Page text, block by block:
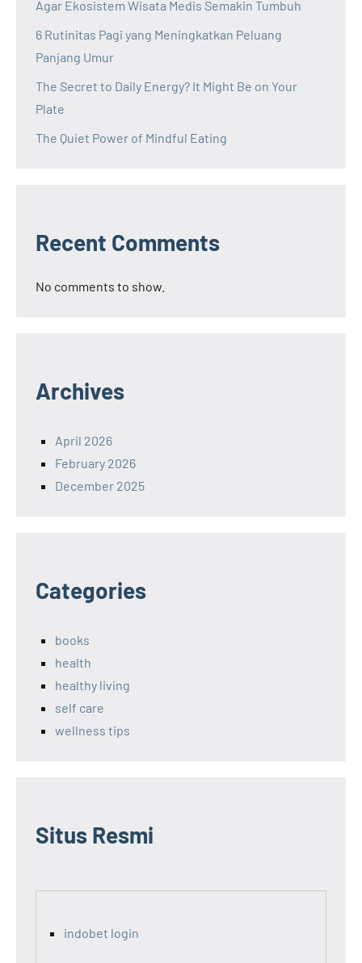
Agar Ekosistem Wisata Medis Semakin Tumbuh
6 Rutinitas Pagi yang Meningkatkan Peluang
Panjang Umur
The Secret to Daily Energy? It Might Be on Your
Plate
The Quiet Power of Mindful Eating
Recent Comments
No comments to show.
Archives
April 2026
February 2026
December 2025
Categories
books
health
healthy living
self care
wellness tips
Situs Resmi
indobet login